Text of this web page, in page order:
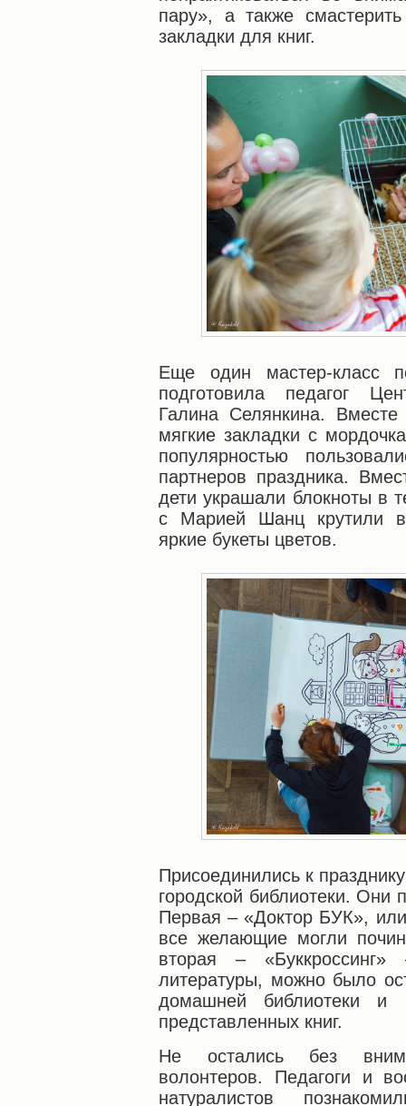
пару», а также
закладки для книг.
Еще один мастер-класс
подготовила педагог
Галина Селянкина.
мягкие закладки с
популярностью
партнеров праздника.
дети украшали блокноты в
с Марией Шанц крутили
яркие букеты цветов.
Присоединились к
городской библиотеки. Они
Первая – «Доктор БУК»,
все желающие могли
вторая –
литературы, можно было
домашней библиотеки
представленных книг.
Не остались без
волонтеров. Педагоги и
натуралистов